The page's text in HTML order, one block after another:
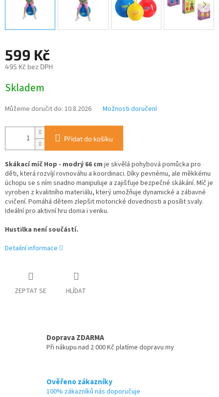
599 Kč
495 Kč bez DPH
cena:
Skladem
Můžeme doručit do: 10.8.2026 Možnosti doručení
Přidat do košíku
Skákací míč Hop - modrý 66 cm je skvělá pohybová pomůcka pro
děti, která rozvíjí rovnováhu a koordinaci. Díky pevnému, ale měkkému
úchopu se s ním snadno manipuluje a zajišťuje bezpečné skákání. Míč je
vyroben z kvalitního materiálu, který umožňuje dynamické a zábavné
cvičení. Pomáhá dětem zlepšit motorické dovednosti a posílit svaly.
Ideální pro aktivní hru doma i venku.
Hustilka není součástí.
Detailní informace
ZEPTAT SE HLÍDAT
Doprava ZDARMA
Při nákupu nad 2 000 Kč platíme dopravu my
Ověřeno zákazníky
100% zákazníků nás doporučuje